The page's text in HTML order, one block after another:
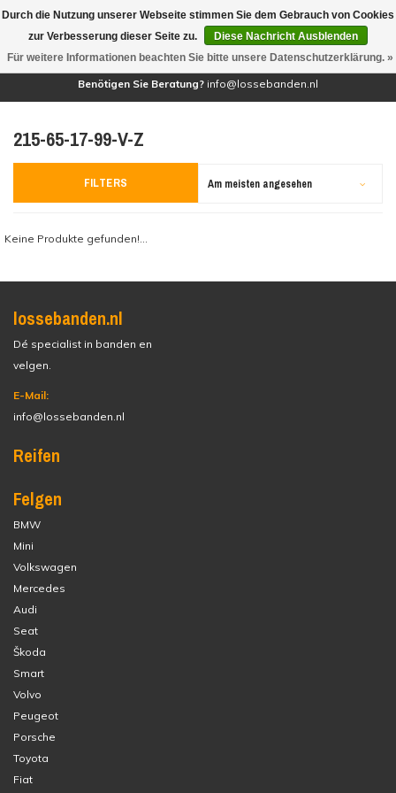
(0)
Benötigen Sie Beratung? info@lossebanden.nl
215-65-17-99-V-Z
FILTERS Am meisten angesehen
Keine Produkte gefunden!...
lossebanden.nl
Dé specialist in banden en
velgen.
E-Mail:
info@lossebanden.nl
Reifen
Felgen
BMW
Mini
Volkswagen
Mercedes
Audi
Seat
Škoda
Smart
Volvo
Peugeot
Porsche
Toyota
Fiat
Durch die Nutzung unserer Webseite stimmen Sie dem Gebrauch von Cookies
zur Verbesserung dieser Seite zu.
Diese Nachricht Ausblenden
Für weitere Informationen beachten Sie bitte unsere Datenschutzerklärung. »